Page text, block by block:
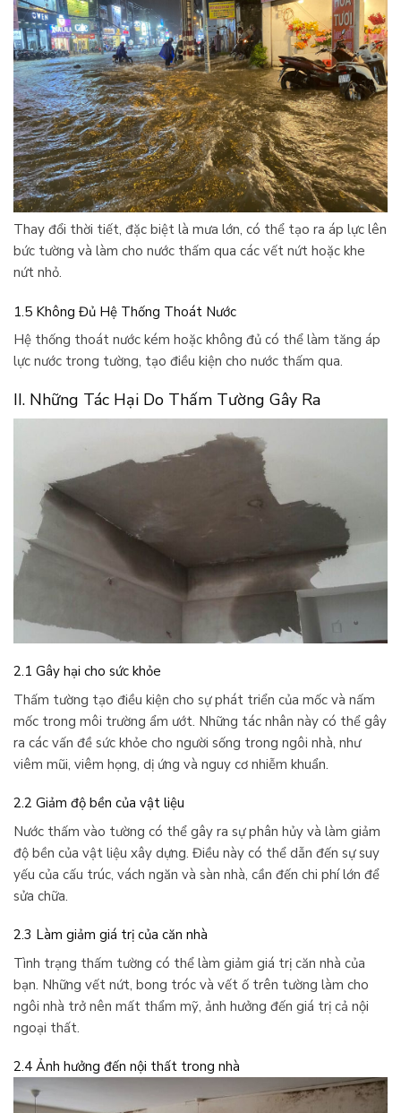
Thay đổi thời tiết, đặc biệt là mưa lớn, có thể tạo ra áp lực lên
bức tường và làm cho nước thấm qua các vết nứt hoặc khe
nứt nhỏ.
1.5 Không Đủ Hệ Thống Thoát Nước
Hệ thống thoát nước kém hoặc không đủ có thể làm tăng áp
lực nước trong tường, tạo điều kiện cho nước thấm qua.
II. Những Tác Hại Do Thấm Tường Gây Ra
2.1 Gây hại cho sức khỏe
Thấm tường tạo điều kiện cho sự phát triển của mốc và nấm
mốc trong môi trường ẩm ướt. Những tác nhân này có thể gây
ra các vấn đề sức khỏe cho người sống trong ngôi nhà, như
viêm mũi, viêm họng, dị ứng và nguy cơ nhiễm khuẩn.
2.2 Giảm độ bền của vật liệu
Nước thấm vào tường có thể gây ra sự phân hủy và làm giảm
độ bền của vật liệu xây dựng. Điều này có thể dẫn đến sự suy
yếu của cấu trúc, vách ngăn và sàn nhà, cần đến chi phí lớn để
sửa chữa.
2.3 Làm giảm giá trị của căn nhà
Tình trạng thấm tường có thể làm giảm giá trị căn nhà của
bạn. Những vết nứt, bong tróc và vết ố trên tường làm cho
ngôi nhà trở nên mất thẩm mỹ, ảnh hưởng đến giá trị cả nội
ngoại thất.
2.4 Ảnh hưởng đến nội thất trong nhà